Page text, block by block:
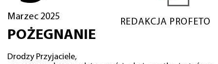
Marzec 2025
REDAKCJA PROFETO
POŻEGNANIE
Drodzy Przyjaciele,